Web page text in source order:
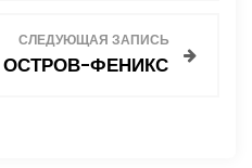
СЛЕДУЮЩАЯ ЗАПИСЬ
ОСТРОВ-ФЕНИКС